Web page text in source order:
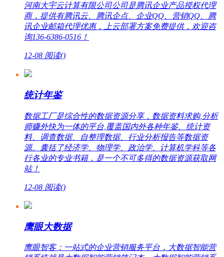
河南大宇云计算有限公司公司是腾讯企业产品授权代理
商，提供有腾讯云、腾讯企点、企业QQ、营销QQ、腾
讯企业邮箱代理优惠，上云部署方案免费提供，欢迎咨
询136-6386-0516！
12-08 阅读()
统计年鉴
数据工厂是综合性的数据资源分享，数据资料求购,分析
师赚外快为一体的平台,覆盖国内外各种年鉴、统计资
料、调查数据、自整理数据、行业分析报告等数据资
源。囊括了经济学、物理学、政治学、计算机学科等各
行各业的专业书籍，是一个不可多得的数据资源获取网
站！
12-08 阅读()
鹰眼大数据
鹰眼智客：一站式的企业营销服务平台，大数据智能营